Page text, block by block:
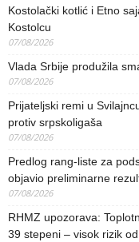
Kostolački kotlić i Etno
Kostolcu
07/08/2026
Vlada Srbije produžila
07/08/2026
Prijateljski remi u
protiv srpskoligaša
07/08/2026
Predlog rang-liste za
objavio preliminarne
07/08/2026
RHMZ upozorava:
39 stepeni – visok rizik